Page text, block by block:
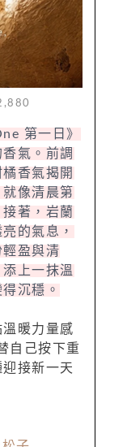
第一日》
氣。前調
香氣揭開
像清晨第
著，岩蘭
的氣息，
盈與清
上一抹溫
沉穩。
暖力量感
自己按下重
接新一天